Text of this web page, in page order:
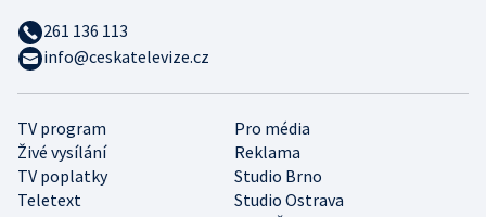
TV program
Pro média
Živé vysílání
Reklama
TV poplatky
Studio Brno
Teletext
Studio Ostrava
261 136 113
info@ceskatelevize.cz